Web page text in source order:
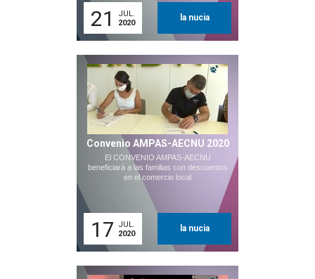
21
JUL.
2020
la nucia
Convenio AMPAS-AECNU 2020
El CONVENIO AMPAS-AECNU
beneficiará a las familias con descuentos
en el comercio local
17
JUL.
2020
la nucia